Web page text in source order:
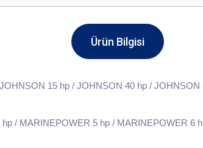
Ürün Bilgisi
15 hp / JOHNSON 40 hp / JOHNSON
/ MARINEPOWER 5 hp / MARINEPOWER 6